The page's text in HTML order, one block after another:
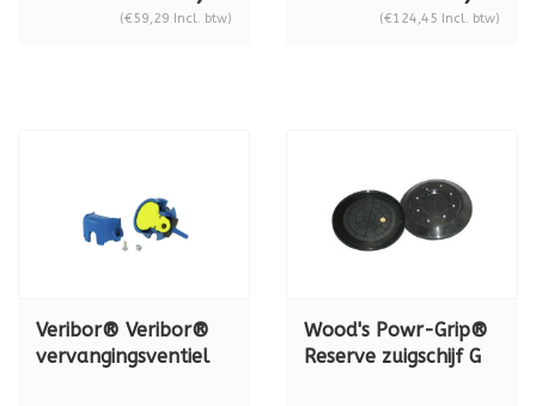
(€59,29 Incl. btw) (€124,45 Incl. btw)
Veribor® Veribor®
vervangingsventiel
Wood's Powr-Grip®
Reserve zuigschijf G